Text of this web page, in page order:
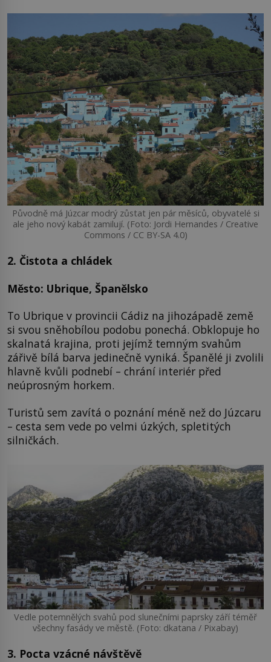
Původně má Júzcar modrý zůstat jen pár měsíců, obyvatelé si
ale jeho nový kabát zamilují. (Foto: Jordi Hernandes / Creative
Commons / CC BY-SA 4.0)
2. Čistota a chládek
Město: Ubrique, Španělsko
To Ubrique v provincii Cádiz na jihozápadě země
si svou sněhobílou podobu ponechá. Obklopuje ho
skalnatá krajina, proti jejímž temným svahům
zářivě bílá barva jedinečně vyniká. Španělé ji zvolili
hlavně kvůli podnebí – chrání interiér před
neúprosným horkem.
Turistů sem zavítá o poznání méně než do Júzcaru
– cesta sem vede po velmi úzkých, spletitých
silničkách.
Vedle potemnělých svahů pod slunečními paprsky září téměř
všechny fasády ve městě. (Foto: dkatana / Pixabay)
3. Pocta vzácné návštěvě